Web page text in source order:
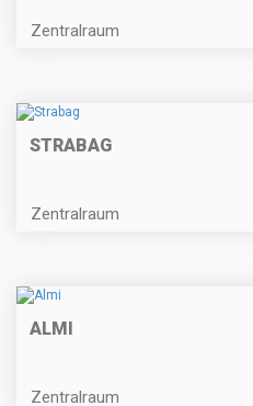
Zentralraum
STRABAG
Zentralraum
ALMI
Zentralraum